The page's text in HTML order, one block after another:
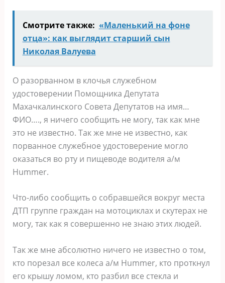
Смотрите также: «Маленький на фоне
отца»: как выглядит старший сын
Николая Валуева
О разорванном в клочья служебном
удостоверении Помощника Депутата
Махачкалинского Совета Депутатов на имя…
ФИО…., я ничего сообщить не могу, так как мне
это не известно. Так же мне не известно, как
порванное служебное удостоверение могло
оказаться во рту и пищеводе водителя а/м
Hummer.
Что-либо сообщить о собравшейся вокруг места
ДТП группе граждан на мотоциклах и скутерах не
могу, так как я совершенно не знаю этих людей.
Так же мне абсолютно ничего не известно о том,
кто порезал все колеса а/м Hummer, кто проткнул
его крышу ломом, кто разбил все стекла и